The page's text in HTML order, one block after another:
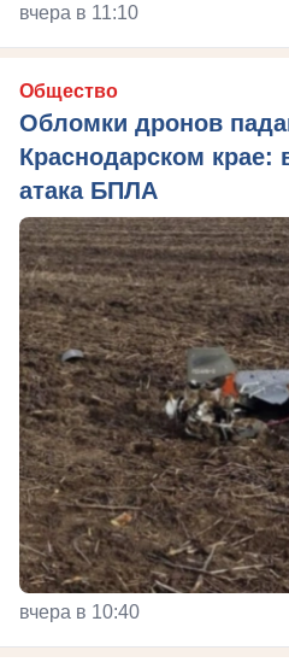
вчера в 11:10
Общество
Обломки дронов
Краснодарском крае:
атака БПЛА
вчера в 10:40